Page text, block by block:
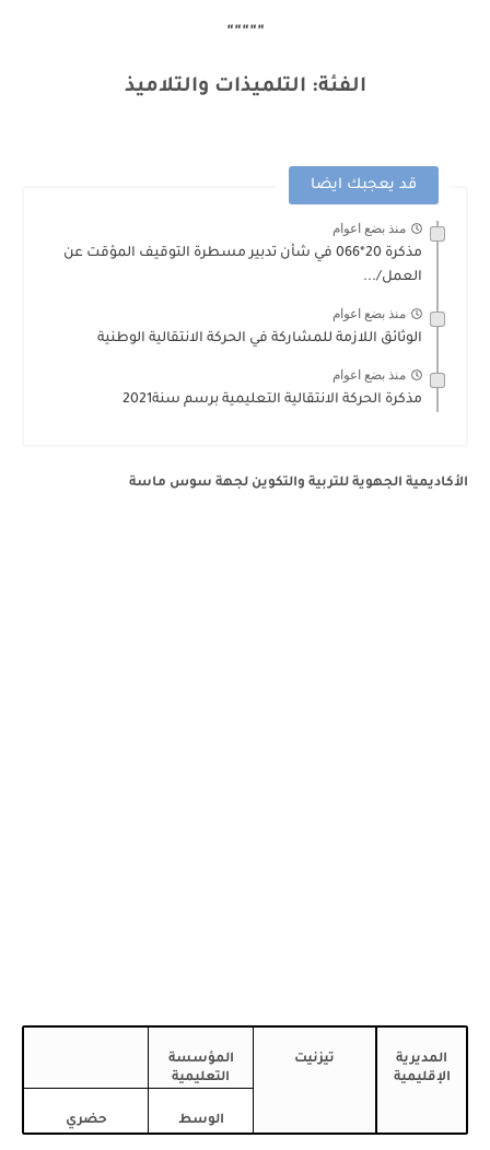
"""""
الفئة: التلميذات والتلاميذ
قد يعجبك ايضا
منذ بضع اعوام
مذكرة 20*066 في شأن تدبير مسطرة التوقيف المؤقت عن
العمل/...
منذ بضع اعوام
الوثائق اللازمة للمشاركة في الحركة الانتقالية الوطنية
منذ بضع اعوام
مذكرة الحركة الانتقالية التعليمية برسم سنة2021
الأكاديمية الجهوية للتربية والتكوين لجهة سوس ماسة
المديرية
الإقليمية
تيزنيت
المؤسسة
التعليمية
الوسط حضري